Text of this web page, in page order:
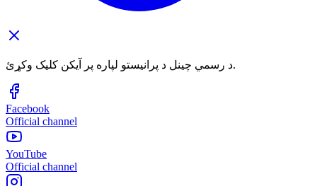
د رسمي چینل د پرانیستو لپاره پر آیکن کلیک وکړئ.
Facebook
Official channel
YouTube
Official channel